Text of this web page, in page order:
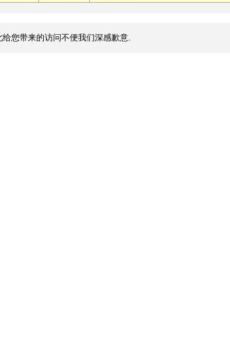
您带来的访问不便我们深感歉意.